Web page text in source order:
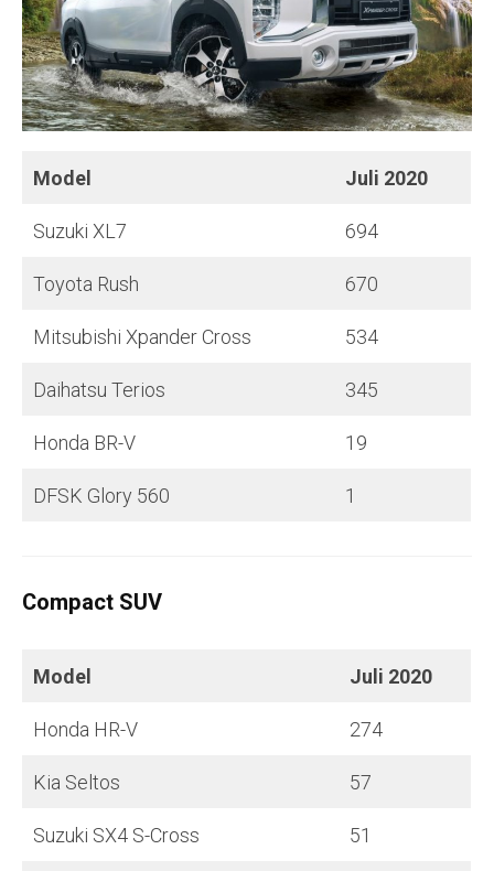
Model Juli 2020
Suzuki XL7 694
Toyota Rush 670
Mitsubishi Xpander Cross 534
Daihatsu Terios 345
Honda BR-V 19
DFSK Glory 560 1
Compact SUV
Model Juli 2020
Honda HR-V 274
Kia Seltos 57
Suzuki SX4 S-Cross 51